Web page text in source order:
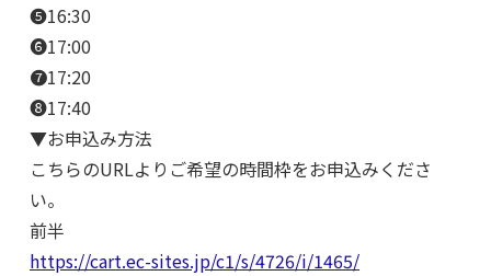
❺16:30
❻17:00
❼17:20
❽17:40
▼お申込み方法
こちらのURLよりご希望の時間枠をお申込みくださ
い。
前半
https://cart.ec-sites.jp/c1/s/4726/i/1465/